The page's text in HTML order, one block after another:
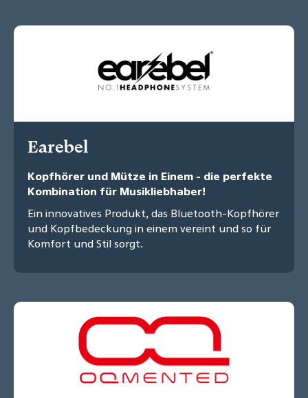
Earebel
Kopfhörer und Mütze in Einem - die perfekte
Kombination für Musikliebhaber!
Ein innovatives Produkt, das Bluetooth-Kopfhörer
und Kopfbedeckung in einem vereint und so für
Komfort und Stil sorgt.